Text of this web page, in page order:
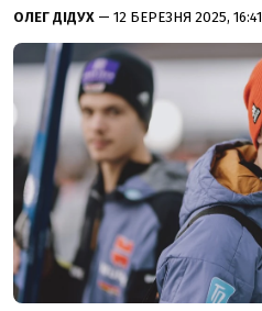
ОЛЕГ ДІДУХ — 12 БЕРЕЗНЯ 2025, 16:41